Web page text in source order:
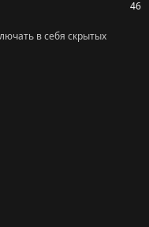
46
в себя скрытых